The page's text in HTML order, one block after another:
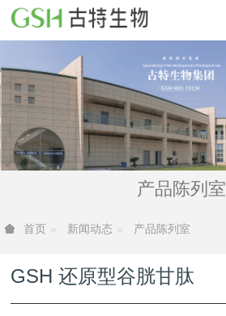
产品陈列室
首页 新闻动态 产品陈列室
GSH 还原型谷胱甘肽